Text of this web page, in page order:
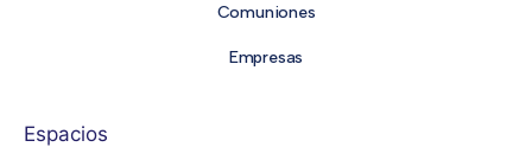
Comuniones
Empresas
Espacios